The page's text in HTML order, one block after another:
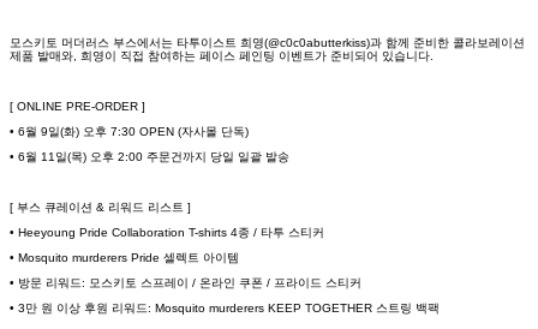
모스키토 머더러스 부스에서는 타투이스트 희영(@c0c0abutterkiss)과 함께 준비한 콜라보레이션
제품 발매와, 희영이 직접 참여하는 페이스 페인팅 이벤트가 준비되어 있습니다.
[ ONLINE PRE-ORDER ]
• 6월 9일(화) 오후 7:30 OPEN (자사몰 단독)
• 6월 11일(목) 오후 2:00 주문건까지 당일 일괄 발송
[ 부스 큐레이션 & 리워드 리스트 ]
• Heeyoung Pride Collaboration T-shirts 4종 / 타투 스티커
• Mosquito murderers Pride 셀렉트 아이템
• 방문 리워드: 모스키토 스프레이 / 온라인 쿠폰 / 프라이드 스티커
• 3만 원 이상 후원 리워드: Mosquito murderers KEEP TOGETHER 스트링 백팩